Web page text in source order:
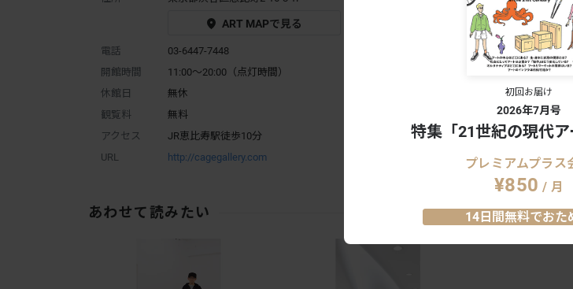
ART MAPで見る
電話
03-6447-7448
開館時間
11:00～20:00（点灯時間）
休館日
無休
観覧料
無料
アクセス
JR恵比寿駅徒歩10分
URL
http://cagegallery.com
あわせて読みたい
初回お届け
2026年7月号
特集「21世紀の現代ア
プレミアムプラス
¥850 / 月
14日間無料でおた